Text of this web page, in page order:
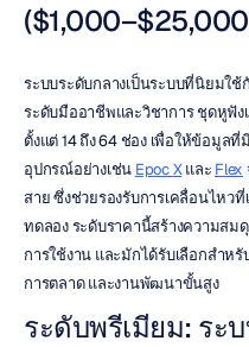
ระบบระดับกลางเป็นระบบที่นิยมใ
ระดับมืออาชีพและวิชาการ ชุดหูฟั
ตั้งแต่ 14 ถึง 64 ช่อง เพื่อให้ข้อมูล
อุปกรณ์อย่างเช่น Epoc X และ Flex
สาย ซึ่งช่วยรองรับการเคลื่อนไหว
ทดลอง ระดับราคานี้สร้างความส
การใช้งาน และมักได้รับเลือกสำห
การตลาด และงานพัฒนาขั้นสูง
ระดับพรีเมียม: ระ